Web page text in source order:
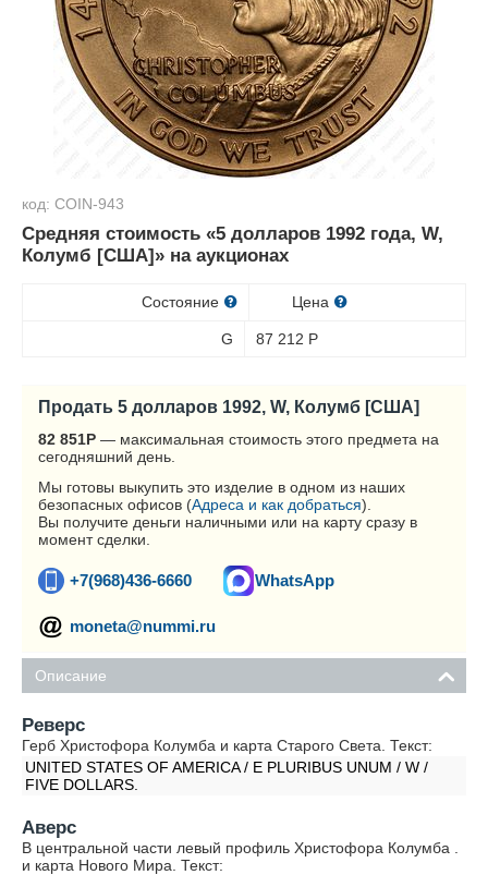
код: COIN-943
Средняя стоимость «5 долларов 1992 года, W,
Колумб [США]» на аукционах
Состояние Цена
G 87 212 Р
Продать 5 долларов 1992, W, Колумб [США]
82 851Р — максимальная стоимость этого предмета на
сегодняшний день.
Мы готовы выкупить это изделие в одном из наших
безопасных офисов (Адреса и как добраться).
Вы получите деньги наличными или на карту сразу в
момент сделки.
+7(968)436-6660 WhatsApp
moneta@nummi.ru
Описание
Реверс
Герб Христофора Колумба и карта Старого Света. Текст:
UNITED STATES OF AMERICA / E PLURIBUS UNUM / W /
FIVE DOLLARS.
Аверс
В центральной части левый профиль Христофора Колумба .
и карта Нового Мира. Текст: